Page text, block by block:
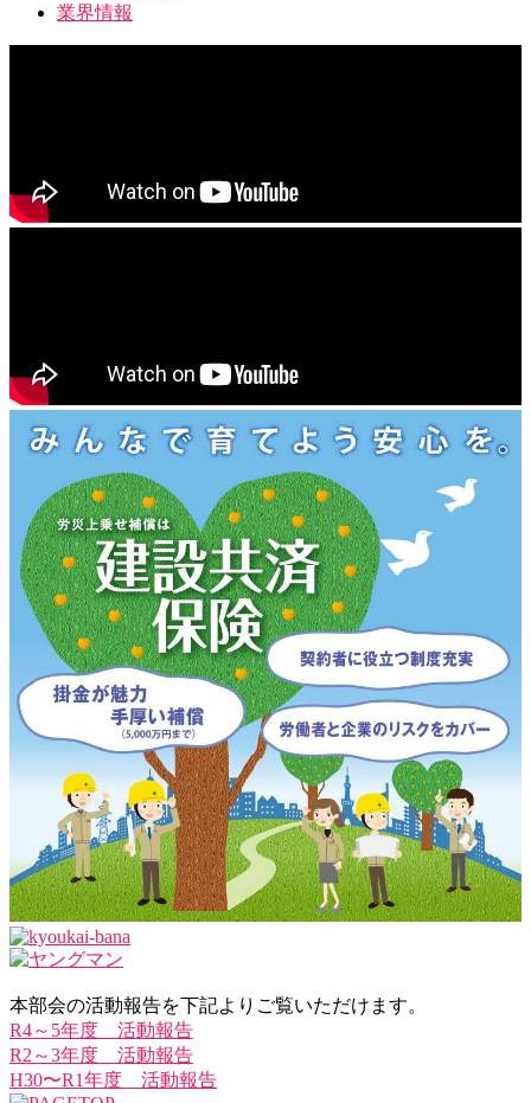
業界情報
本部会の活動報告を下記よりご覧いただけます。
R4～5年度 活動報告
R2～3年度 活動報告
H30〜R1年度 活動報告